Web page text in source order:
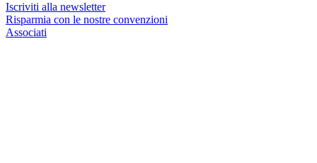
Iscriviti alla newsletter
Risparmia con le nostre convenzioni
Associati